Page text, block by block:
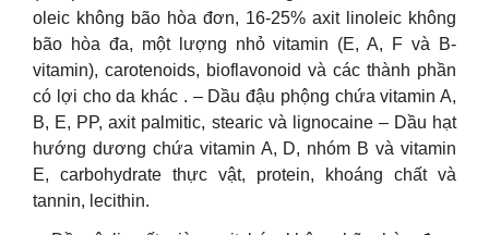
oleic không bão hòa đơn, 16-25% axit linoleic không
bão hòa đa, một lượng nhỏ vitamin (E, A, F và B-
vitamin), carotenoids, bioflavonoid và các thành phần
có lợi cho da khác . – Dầu đậu phộng chứa vitamin A,
B, E, PP, axit palmitic, stearic và lignocaine – Dầu hạt
hướng dương chứa vitamin A, D, nhóm B và vitamin
E, carbohydrate thực vật, protein, khoáng chất và
tannin, lecithin.